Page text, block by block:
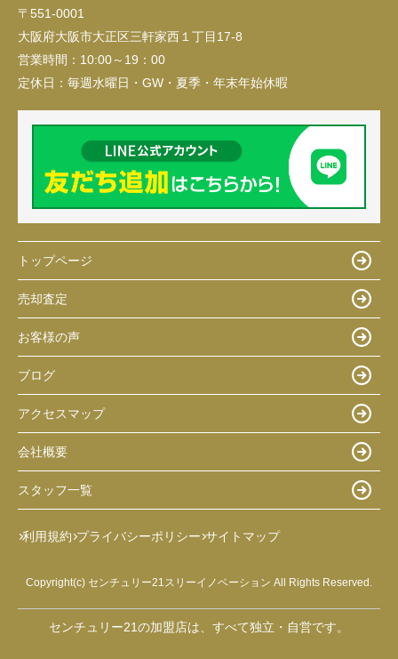
〒551-0001
大阪府大阪市大正区三軒家西１丁目17-8
営業時間： 10:00～19：00
定休日： 毎週水曜日・GW・夏季・年末年始休暇
トップページ
売却査定
お客様の声
ブログ
アクセスマップ
会社概要
スタッフ一覧
利用規約 プライバシーポリシー サイトマップ
Copyright(c) センチュリー21スリーイノベーション All Rights Reserved.
センチュリー21の加盟店は、すべて独立・自営です。